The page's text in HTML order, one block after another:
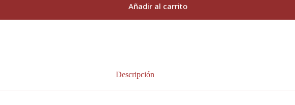
Añadir al carrito
Descripción